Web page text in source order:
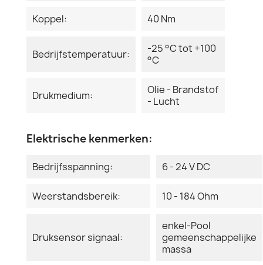
Koppel: 40 Nm
Bedrijfstemperatuur:
-25 °C tot +100
°C
Drukmedium:
Olie - Brandstof
- Lucht
Elektrische kenmerken:
Bedrijfsspanning: 6 - 24 V DC
Weerstandsbereik: 10 - 184 Ohm
Druksensor signaal:
enkel-Pool
gemeenschappelijke
massa